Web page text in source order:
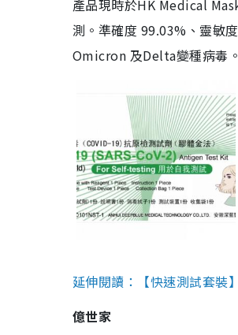
產品現時於HK Medical
測。準確度 99.03%、靈敏
Omicron 及Delta變種病毒
延伸閱讀：【快速測試套
億世家